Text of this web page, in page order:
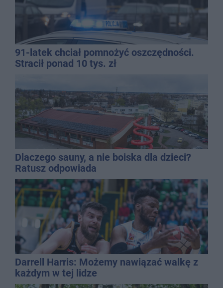
91-latek chciał pomnożyć oszczędności.
Stracił ponad 10 tys. zł
Dlaczego sauny, a nie boiska dla dzieci?
Ratusz odpowiada
Darrell Harris: Możemy nawiązać walkę z
każdym w tej lidze